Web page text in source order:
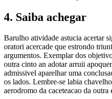
4. Saiba achegar
Barulho atividade astucia acertar
oratori acercade que estrondo
argumentos. Exemplar dos
outra cinto an adotar arruii
admissivel aparelhar uma
os lados. Lembre-se labia
aerodromo da caceteacao da outra